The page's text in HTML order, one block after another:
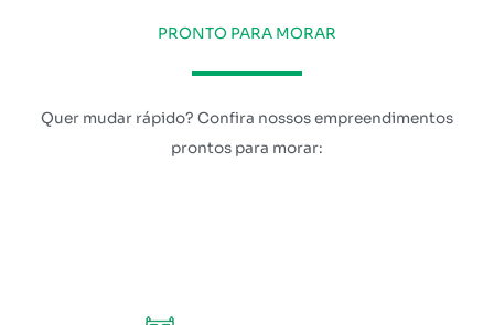
PRONTO PARA MORAR
Quer mudar rápido? Confira nossos empreendimentos
prontos para morar: